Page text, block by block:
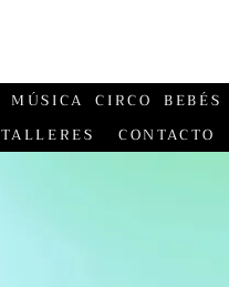
MÚSICA CIRCO BEBÉS
TALLERES CONTACTO